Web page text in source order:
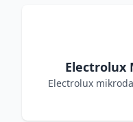
Electrolux
Electrolux